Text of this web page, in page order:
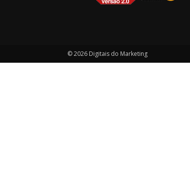
© 2026 Digitais do Marketing